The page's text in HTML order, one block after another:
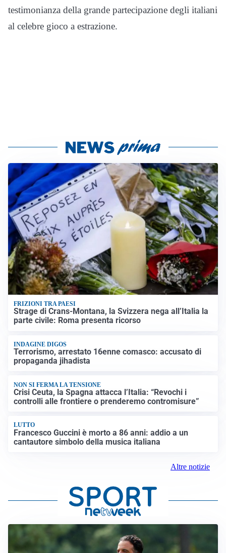
testimonianza della grande partecipazione degli italiani
al celebre gioco a estrazione.
FRIZIONI TRA PAESI
Strage di Crans-Montana, la Svizzera nega all’Italia la
parte civile: Roma presenta ricorso
INDAGINE DIGOS
Terrorismo, arrestato 16enne comasco: accusato di
propaganda jihadista
NON SI FERMA LA TENSIONE
Crisi Ceuta, la Spagna attacca l’Italia: “Revochi i
controlli alle frontiere o prenderemo contromisure”
LUTTO
Francesco Guccini è morto a 86 anni: addio a un
cantautore simbolo della musica italiana
Altre notizie